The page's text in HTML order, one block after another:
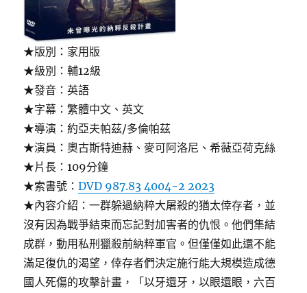
★版別：家用版
★級別：輔12級
★發音：英語
★字幕：繁體中文、英文
★導演：約亞夫帕茲/多倫帕茲
★演員：奧古斯特迪赫、麥可阿洛尼、希薇亞荷克絲
★片長：109分鐘
★索書號：DVD 987.83 4004-2 2023
★內容介紹：一群躲過納粹大屠殺的猶太倖存者，並
沒有因為戰爭結束而忘記對加害者的仇恨。他們集結
成群，動用私刑獵殺前納粹軍官。但僅僅如此還不能
滿足復仇的渴望，倖存者們決定施行能大規模造成德
國人死傷的攻擊計畫，「以牙還牙，以眼還眼，六百